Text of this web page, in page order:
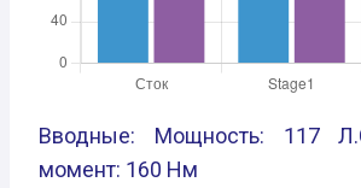
Вводные: Мощность: 117
момент: 160 Нм